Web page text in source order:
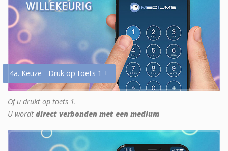
4a. Keuze - Druk op toets 1 +
Of u drukt op toets 1.
U wordt direct verbonden met een medium